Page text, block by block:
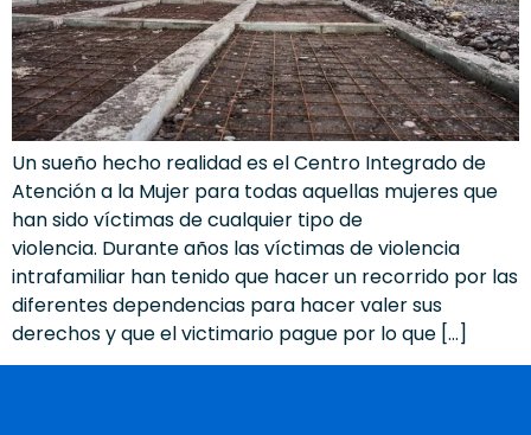
Un sueño hecho realidad es el Centro Integrado de
Atención a la Mujer para todas aquellas mujeres que
han sido víctimas de cualquier tipo de
violencia. Durante años las víctimas de violencia
intrafamiliar han tenido que hacer un recorrido por las
diferentes dependencias para hacer valer sus
derechos y que el victimario pague por lo que […]